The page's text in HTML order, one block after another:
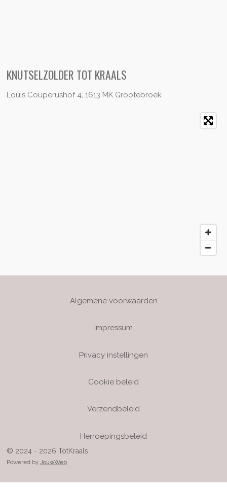
KNUTSELZOLDER TOT KRAALS
Louis Couperushof 4, 1613 MK Grootebroek
Algemene voorwaarden
Impressum
Privacy instellingen
Cookie beleid
Verzendbeleid
Herroepingsbeleid
© 2024 - 2026 TotKraals
Powered by JouwWeb